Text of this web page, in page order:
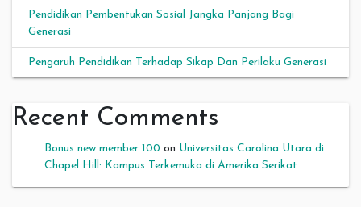
Pendidikan Pembentukan Sosial Jangka Panjang Bagi
Generasi
Pengaruh Pendidikan Terhadap Sikap Dan Perilaku Generasi
Recent Comments
Bonus new member 100 on Universitas Carolina Utara di
Chapel Hill: Kampus Terkemuka di Amerika Serikat